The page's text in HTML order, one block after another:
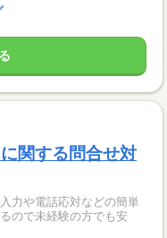
関する問合せ対
ので未経験の方でも安